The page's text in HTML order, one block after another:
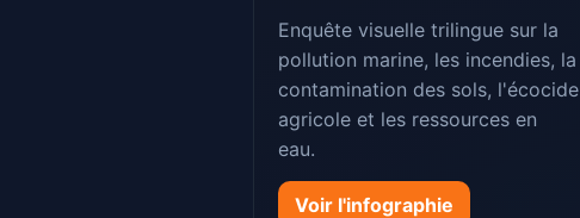
Enquête visuelle trilingue sur la
pollution marine, les incendies, la
contamination des sols, l'écocide
agricole et les ressources en
eau.
Voir l'infographie